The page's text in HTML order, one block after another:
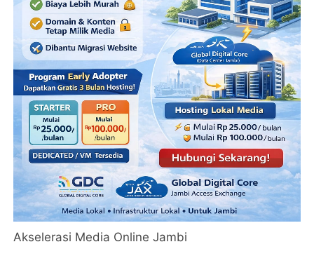
Akselerasi Media Online Jambi